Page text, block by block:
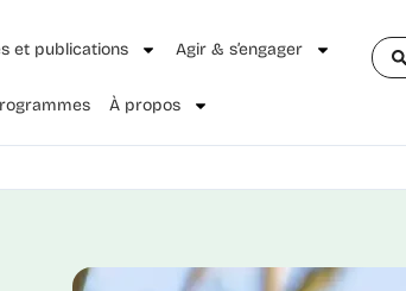
et publications Agir & s’engager
À propos